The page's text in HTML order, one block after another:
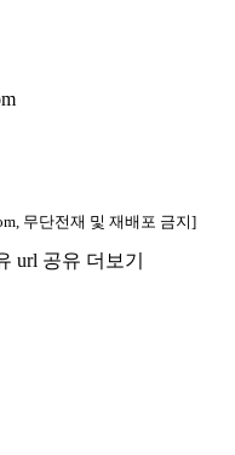
무단전재 및 재배포 금지]
url 공유 더보기